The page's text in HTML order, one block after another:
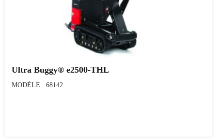
Ultra Buggy® e2500-THL
MODÈLE : 68142